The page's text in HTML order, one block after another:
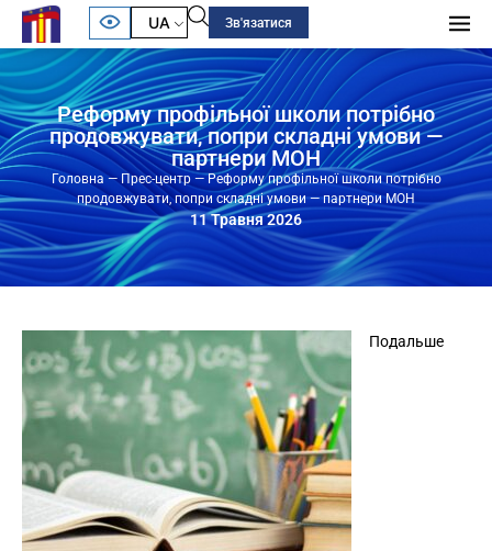
UA Зв'язатися
Реформу профільної школи потрібно
продовжувати, попри складні умови —
партнери МОН
Головна—Прес-центр—Реформу профільної школи потрібно
продовжувати, попри складні умови — партнери МОН
11 Травня 2026
Подальше